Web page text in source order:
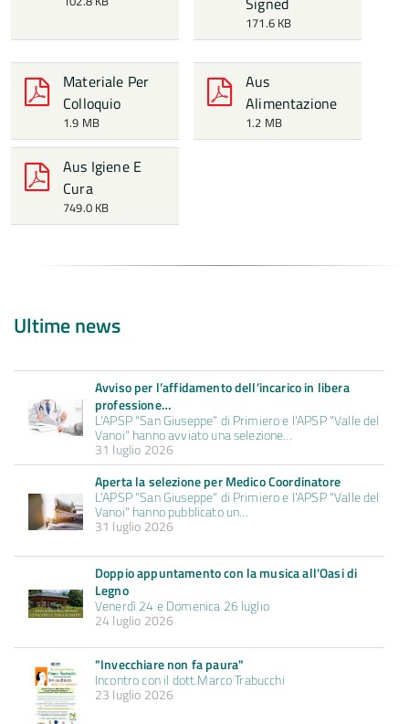
171.6 KB
Materiale Per
Colloquio
1.9 MB
Aus
Alimentazione
1.2 MB
Aus Igiene E
Cura
749.0 KB
Ultime news
Avviso per l’affidamento dell’incarico in libera
professione…
L'APSP "San Giuseppe" di Primiero e l'APSP "Valle del
Vanoi" hanno avviato una selezione…
31 luglio 2026
Aperta la selezione per Medico Coordinatore
L'APSP "San Giuseppe" di Primiero e l'APSP "Valle del
Vanoi" hanno pubblicato un…
31 luglio 2026
Doppio appuntamento con la musica all'Oasi di
Legno
Venerdì 24 e Domenica 26 luglio
24 luglio 2026
"Invecchiare non fa paura"
Incontro con il dott.Marco Trabucchi
23 luglio 2026